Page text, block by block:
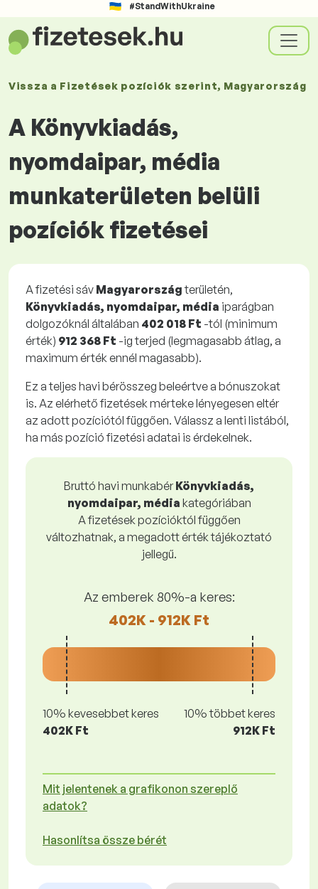
#StandWithUkraine
Vissza a Fizetések pozíciók szerint, Magyarország
A Könyvkiadás,
nyomdaipar, média
munkaterületen belüli
pozíciók fizetései
A fizetési sáv Magyarországterületén,
Könyvkiadás, nyomdaipar, média iparágban
dolgozóknál általában 402 018 Ft -tól (minimum
érték) 912 368 Ft -ig terjed (legmagasabb átlag, a
maximum érték ennél magasabb).
Ez a teljes havi bérösszeg beleértve a bónuszokat
is. Az elérhető fizetések mérteke lényegesen eltér
az adott pozíciótól függően. Válassz a lenti listából,
ha más pozíció fizetési adatai is érdekelnek.
Bruttó havi munkabér Könyvkiadás,
nyomdaipar, média kategóriában
A fizetések pozícióktól függően
változhatnak, a megadott érték tájékoztató
jellegű.
Az emberek 80%-a keres:
402K - 912K Ft
10% kevesebbet keres
402K Ft
10% többet keres
912K Ft
Mit jelentenek a grafikonon szereplő
adatok?
Hasonlítsa össze bérét